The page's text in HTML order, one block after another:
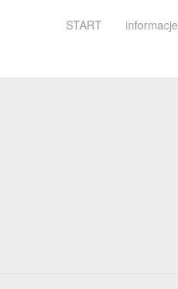
START informacje